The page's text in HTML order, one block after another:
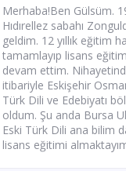
Merhaba!Ben Gülsüm.
Hıdırellez sabahı
geldim. 12 yıllık eğitim
tamamlayıp lisans
devam ettim.
itibariyle Eskişehir
Türk Dili ve Edebiyatı
oldum. Şu anda Bursa
Eski Türk Dili ana bilim
lisans eğitimi